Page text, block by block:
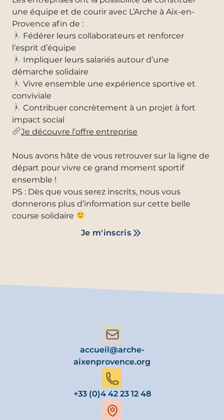
une équipe et de courir avec L’Arche à Aix-en-
Provence afin de :
Fédérer leurs collaborateurs et renforcer
l’esprit d’équipe
Impliquer leurs salariés autour d’une
démarche solidaire
Vivre ensemble une expérience sportive et
conviviale
Contribuer concrètement à un projet à fort
impact social
Je découvre l’offre entreprise
Nous avons hâte de vous retrouver sur la ligne de
départ pour vivre ce grand moment sportif
ensemble !
PS : Dès que vous serez inscrits, nous vous
donnerons plus d’information sur cette belle
course solidaire
Je m'inscris
accueil@arche-
aixenprovence.org
+33 (0)4 42 23 12 48